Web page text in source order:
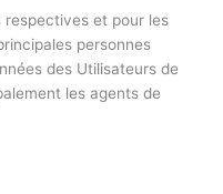
respectives et pour les
personnes
des Utilisateurs de
les agents de